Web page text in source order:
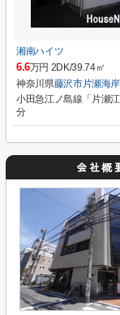
湘南ハイツ
6.6万円 2DK/39.74㎡
神奈川県藤沢市片瀬海岸
小田急江ノ島線「片瀬
分